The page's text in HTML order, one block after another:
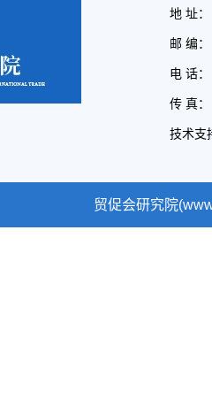
地 址
邮 编
电 话
传 真
技术支
贸促会研究院